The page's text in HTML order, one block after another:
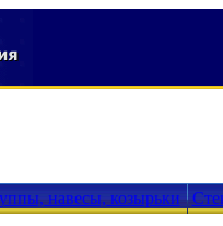
навесы, козырьки